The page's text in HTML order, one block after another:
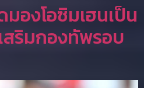
องโอซิมเฮนเป็น
ริมกองทัพรอบ